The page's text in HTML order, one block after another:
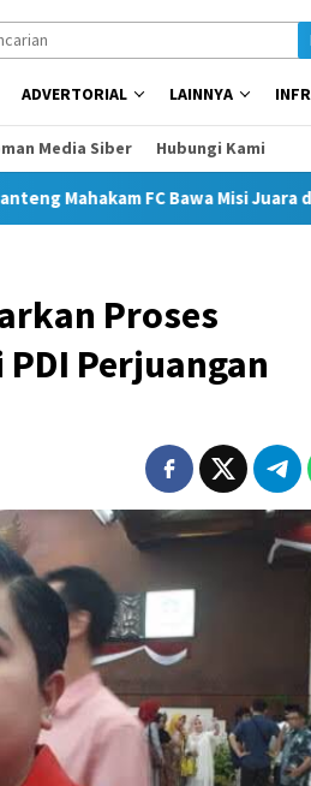
ADVERTORIAL LAINNYA
Media Siber Hubungi Kami
FC Bawa Misi Juara di
Proses
Perjuangan